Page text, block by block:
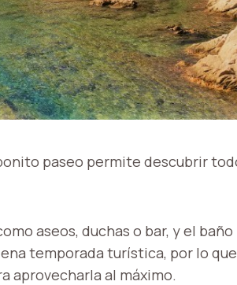
paseo permite descubrir
aseos, duchas o bar, y el
temporada turística, por lo
aprovecharla al máximo.